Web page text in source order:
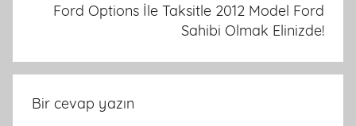
Ford Options İle Taksitle 2012 Model Ford
Sahibi Olmak Elinizde!
Bir cevap yazın